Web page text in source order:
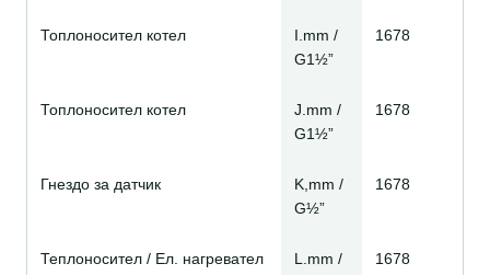
Топлоносител котел
I.mm /
G1½”
1678
Топлоносител котел
J.mm /
G1½”
1678
Гнездо за датчик
K,mm /
G½”
1678
Теплоносител / Ел. нагревател
L.mm /
1678